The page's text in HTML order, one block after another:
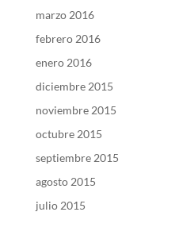
marzo 2016
febrero 2016
enero 2016
diciembre 2015
noviembre 2015
octubre 2015
septiembre 2015
agosto 2015
julio 2015